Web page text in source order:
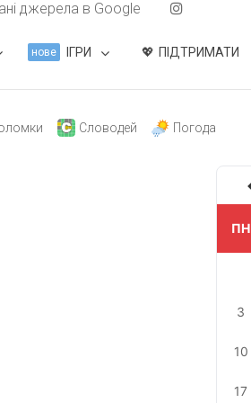
джерела в Google
нове ІГРИ ПІДТРИМАТИ
Словодей Погода
ПН
3
10
17